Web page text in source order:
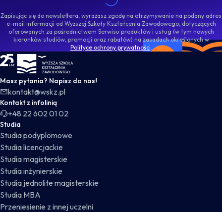
Zapisując się do newslettera, wyrażasz zgodę na otrzymywanie na podany adres
e-mail informacji od Wyższej Szkoły Kształcenia Zawodowego, dotyczących
oferowanych za pośrednictwem Serwisu produktów i usług (w tym nowych
kierunków studiów, promocji oraz rabatów) na zasadach określonych w
Polityce ochrony prywatności.
WSKZ - strona główna
Masz pytania? Napisz do nas!
kontakt@wskz.pl
Kontakt z infolinią
+48 22 602 01 02
Studia
Studia podyplomowe
Studia licencjackie
Studia magisterskie
Studia inżynierskie
Studia jednolite magisterskie
Studia MBA
Przeniesienie z innej uczelni